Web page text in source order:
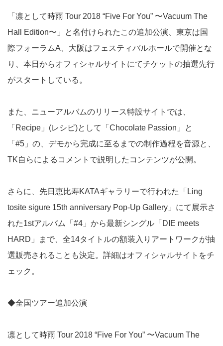
「凛として時雨 Tour 2018 “Five For You” 〜Vacuum The
Hall Edition〜」と名付けられたこの追加公演、東京は国
際フォーラムA、大阪はフェスティバルホールで開催とな
り、本日からオフィシャルサイトにてチケットの抽選先行
がスタートしている。
また、ニューアルバムのリリース特設サイトでは、
「Recipe」(レシピ)として「Chocolate Passion」と
「#5」の、デモから完成に至るまでの制作過程を音源と、
TK自らによるコメントで説明したコンテンツが公開。
さらに、先日恵比寿KATAギャラリーで行われた「Ling
tosite sigure 15th anniversary Pop-Up Gallery」にて展示さ
れた1stアルバム「#4」から最新シングル「DIE meets
HARD」まで、全14タイトルの額装入りアートワークが抽
選販売されることも決定。詳細はオフィシャルサイトをチ
ェック。
◆全国ツアー追加公演
凛として時雨 Tour 2018 “Five For You” 〜Vacuum The